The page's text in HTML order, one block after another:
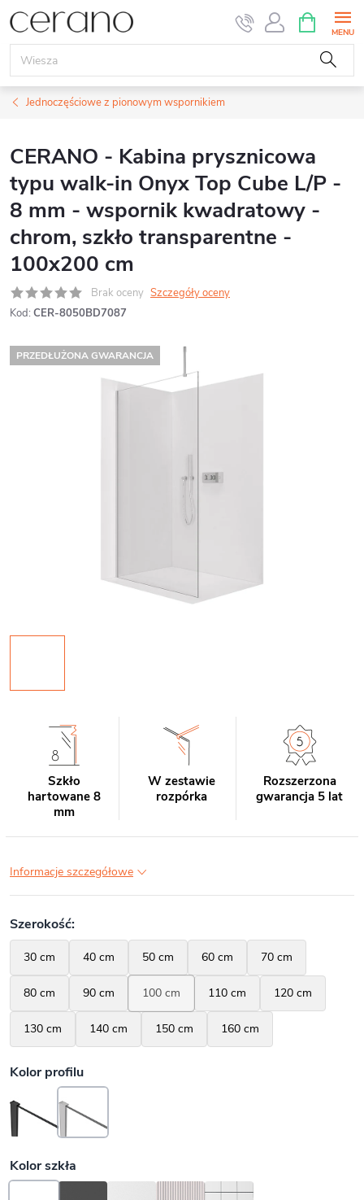
Przejść
do
treści
KOSZYK
Jednoczęściowe z pionowym wspornikiem
CERANO - Kabina prysznicowa
typu walk-in Onyx Top Cube L/P -
8 mm - wspornik kwadratowy -
chrom, szkło transparentne -
100x200 cm
Brak oceny Szczegóły oceny
Kod: CER-8050BD7087
PRZEDŁUŻONA GWARANCJA
Szkło
hartowane 8
mm
W zestawie
rozpórka
Rozszerzona
gwarancja 5 lat
Informacje szczegółowe